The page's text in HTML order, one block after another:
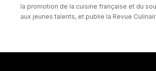
la promotion de la cuisine française et du
aux jeunes talents, et publie la Revue